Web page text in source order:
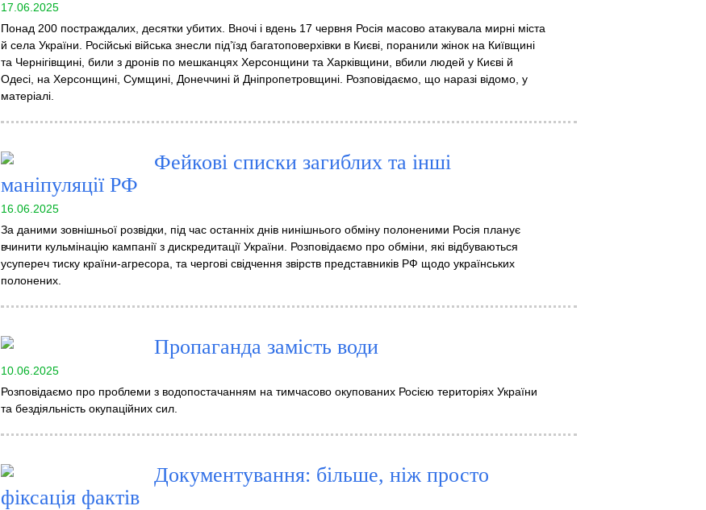
17.06.2025
Понад 200 постраждалих, десятки убитих. Вночі і вдень 17 червня Росія масово атакувала мирні міста
й села України. Російські війська знесли під’їзд багатоповерхівки в Києві, поранили жінок на Київщині
та Чернігівщині, били з дронів по мешканцях Херсонщини та Харківщини, вбили людей у Києві й
Одесі, на Херсонщині, Сумщині, Донеччині й Дніпропетровщині. Розповідаємо, що наразі відомо, у
матеріалі.
Фейкові списки загиблих та інші
маніпуляції РФ
16.06.2025
За даними зовнішньої розвідки, під час останніх днів нинішнього обміну полоненими Росія планує
вчинити кульмінацію кампанії з дискредитації України. Розповідаємо про обміни, які відбуваються
усупереч тиску країни-агресора, та чергові свідчення звірств представників РФ щодо українських
полонених.
Пропаганда замість води
10.06.2025
Розповідаємо про проблеми з водопостачанням на тимчасово окупованих Росією територіях України
та бездіяльність окупаційних сил.
Документування: більше, ніж просто
фіксація фактів